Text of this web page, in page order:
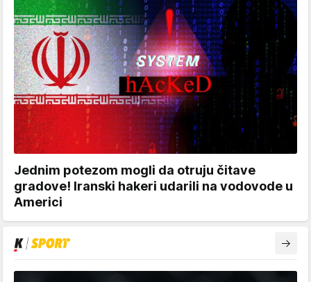
Jednim potezom mogli da otruju čitave
gradove! Iranski hakeri udarili na vodovode u
Americi